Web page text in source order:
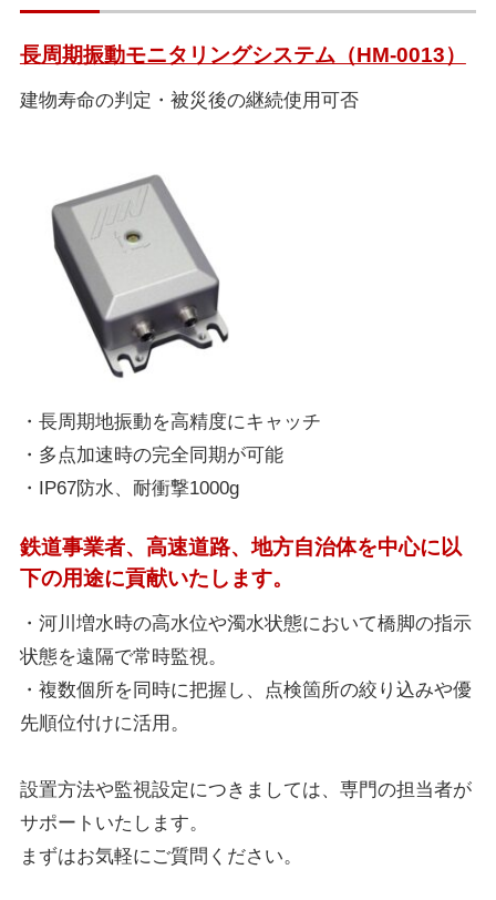
長周期振動モニタリングシステム（HM-0013）
建物寿命の判定・被災後の継続使用可否
・長周期地振動を高精度にキャッチ
・多点加速時の完全同期が可能
・IP67防水、耐衝撃1000g
鉄道事業者、高速道路、地方自治体を中心に以
下の用途に貢献いたします。
・河川増水時の高水位や濁水状態において橋脚の指示
状態を遠隔で常時監視。
・複数個所を同時に把握し、点検箇所の絞り込みや優
先順位付けに活用。
設置方法や監視設定につきましては、専門の担当者が
サポートいたします。
まずはお気軽にご質問ください。